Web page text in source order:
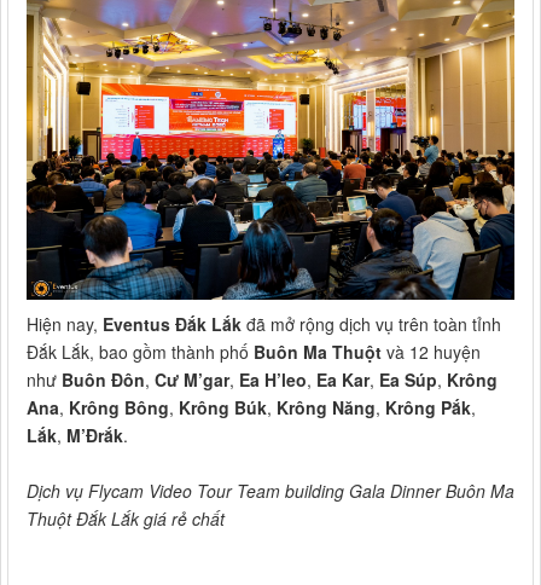
Hiện nay, Eventus Đắk Lắk đã mở rộng dịch vụ trên toàn tỉnh
Đắk Lắk, bao gồm thành phố Buôn Ma Thuột và 12 huyện
như Buôn Đôn, Cư M’gar, Ea H’leo, Ea Kar, Ea Súp, Krông
Ana, Krông Bông, Krông Búk, Krông Năng, Krông Pắk,
Lắk, M’Đrắk.
Dịch vụ Flycam Video Tour Team building Gala Dinner Buôn Ma
Thuột Đắk Lắk giá rẻ chất